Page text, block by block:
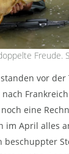
Freude.
vor
eine
im April alles
beschuppter